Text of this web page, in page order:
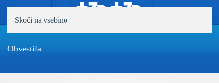
Skoči na vsebino
Obvestila